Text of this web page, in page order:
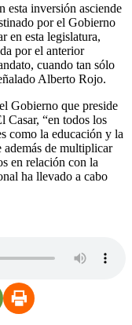
esta inversión asciende
por el Gobierno
en esta legislatura,
por el anterior
cuando tan sólo
Alberto Rojo.
Gobierno que preside
Casar, “en todos los
como la educación y la
además de multiplicar
en relación con la
ha llevado a cabo